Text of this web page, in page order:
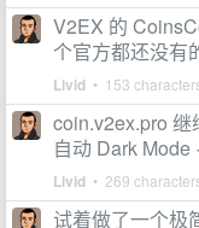
V2EX 的
个官方都还没有
Livid • 153
coin.v2ex.pro 继
自动 Dark Mode
Livid • 269
试着做了一个极